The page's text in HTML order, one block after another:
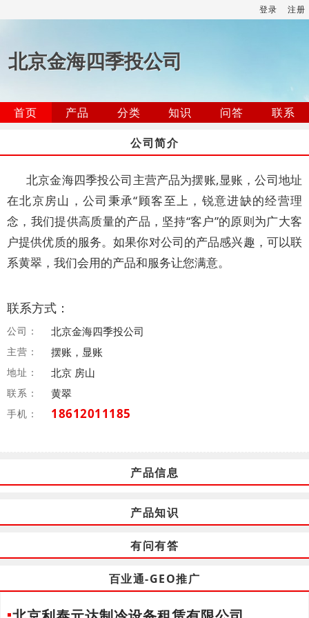
登录 注册
北京金海四季投公司
首页 产品 分类 知识 问答
联系
公司简介
北京金海四季投公司主营产品为摆账,显账，公司地址
在北京房山，公司秉承“顾客至上，锐意进缺的经营理
念，我们提供高质量的产品，坚持“客户”的原则为广大客
户提供优质的服务。如果你对公司的产品感兴趣，可以联
系黄翠，我们会用的产品和服务让您满意。
联系方式：
公司： 北京金海四季投公司
主营： 摆账，显账
地址： 北京 房山
联系： 黄翠
手机： 18612011185
产品信息
产品知识
有问有答
百业通-GEO推广